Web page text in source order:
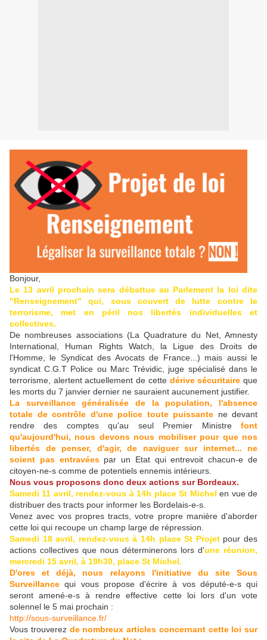
Bonjour,
Le 13 avril prochain sera débattue au Parlement la loi dite
"Renseignement" qui, sous couvert de lutte contre le
terrorisme, met en péril nos libertés individuelles et
collectives.
De nombreuses associations (La Quadrature du Net, Amnesty
International, Human Rights Watch, la Ligue des Droits de
l'Homme, le Syndicat des Avocats de France...) mais aussi le
syndicat C.G.T Police ou Marc Trévidic, juge spécialisé dans le
terrorisme, alertent actuellement de cette dérive sécuritaireque
les morts du 7 janvier dernier ne sauraient aucunement justifier.
La surveillance généralisée de la population, l'absence
totale de contrôle d'une police toute puissante ne devant
rendre des comptes qu'au seul Premier Ministre font
qu'aujourd'hui, nous devons nous mobiliser pour que nos
libertés de penser, d'agir, de naviguer sur internet... ne
soient pas entravéespar un Etat qui entrevoit chacun-e de
citoyen-ne-s comme de potentiels ennemis intérieurs.
Nous vous proposons donc deux actions sur Bordeaux.
Samedi 11 avril, rendez-vous à 14h place St Michel en vue de
distribuer des tracts pour informer les Bordelais-e-s.
Venez avec vos propres tracts, votre propre manière d'aborder
cette loi qui recoupe un champ large de répression.
Samedi 18 avril, rendez-vous à 14h place St Projetpour des
actions collectives que nous déterminerons lors d'une réunion,
mercredi 15 avril, à 19h30, place St Michel.
D'ores et déjà, nous relayons l'initiative du site Sous
Surveillance qui vous propose d'écrire à vos député-e-s qui
seront amené-e-s à rendre effective cette loi lors d'un vote
solennel le 5 mai prochain :
http://sous-surveillance.fr/
Vous trouverez de nombreux articles concernant cette loi sur